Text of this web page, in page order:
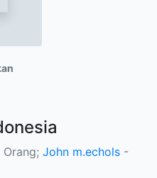
John m.echols -